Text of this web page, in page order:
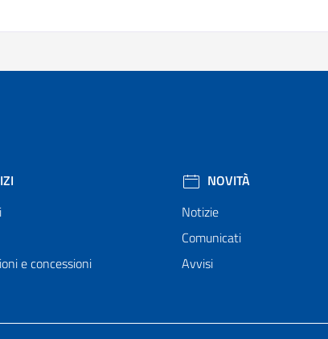
e concessioni
NOVITÀ
Notizie
Comunicati
Avvisi